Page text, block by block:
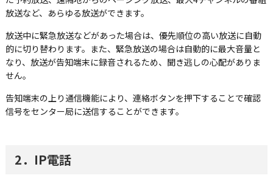
放送など、あらゆる放送ができます。
放送中に緊急放送などがあった場合は、優先順位の高い放送に自動
的に切り替わります。また、緊急放送の場合は自動的に最大音量と
なり、放送が告知端末に録音されるため、聞き逃しの心配がありま
せん。
告知端末の上り通信機能により、連絡ボタンを押下することで確認
信号をセンター局に送信することができます。
2．IP電話